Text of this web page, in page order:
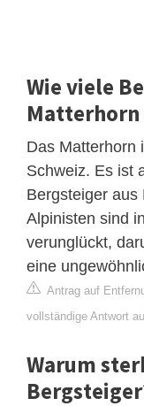
Wie viele
Das Matterhorn
Schweiz. Es ist
Bergsteiger aus
Alpinisten sind
verunglückt,
eine
Antrag auf
vollständige Antwort
Warum